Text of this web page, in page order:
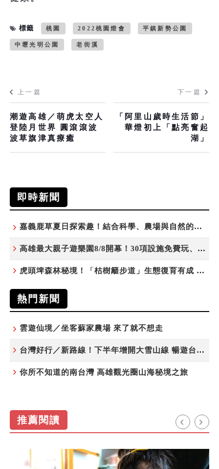
標籤 桃園 2022桃園燈會 平鎮新勢公園
中壢光明公園 老街溪
上一篇
潮遊高雄／萌虎太空人
登陸月世界 圓滾滾波
波草旗津真療癒
下一篇
「阿里山歲時生活節」
華燈初上「點亮奮起
湖」
即時新聞
嘉義鹿草夏日探索趣！結合科學、農場與自然的親子小旅行
高雄最大親子遊樂園8/8開幕！30項設施免費玩、YOYO家族嗨翻暑假
虎頭埤森林秘境！「枯樹籬步道」生態復育有成 走進大自然生命教室
熱門新聞
雲遊仙境／坐客蘇家農場 來了就不想走
台灣好行／新路線！下半年增開大雪山線 暢遊台中更便利
你所不知道的南台灣 高雄觀光圈山海秘境之旅
推薦閱讀